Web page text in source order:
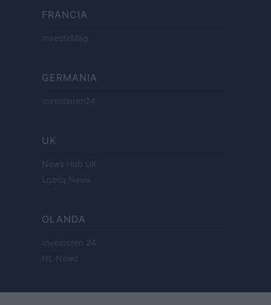
FRANCIA
InvestirMag
GERMANIA
Investieren24
UK
News Hub UK
Lgbtq News
OLANDA
Investeren 24
NL Newz